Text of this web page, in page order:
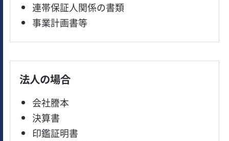
連帯保証人関係の書類
事業計画書等
法人の場合
会社謄本
決算書
印鑑証明書